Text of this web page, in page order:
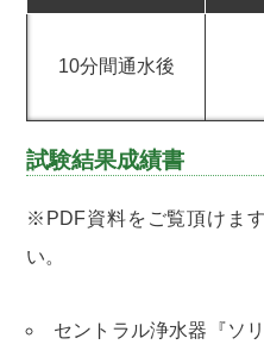
10分間通水後
試験結果成績書
※PDF資料をご覧頂けま
い。
セントラル浄水器『ソ